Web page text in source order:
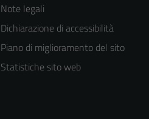
Note legali
Dichiarazione di accessibilità
Piano di miglioramento del sito
Statistiche sito web
Tecnici
Questi cookie
sono necessari